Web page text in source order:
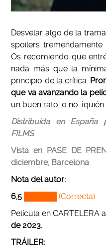
Desvelar algo de la
spoilers
Os recomiendo que
nada más que la
principio de la crítica.
que va avanzando la
un buen rato, o no…¡quién
Distribuida en España
FILMS
Vista en PASE DE
diciembre, Barcelona
Nota del autor:
6,5
██████ (Correcta)
Película en CARTELERA
de 2023.
TRÁILER: